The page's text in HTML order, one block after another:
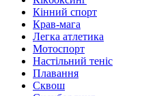
Кінний спорт
Крав-мага
Легка атлетика
Мотоспорт
Настільний теніс
Плавання
Сквош